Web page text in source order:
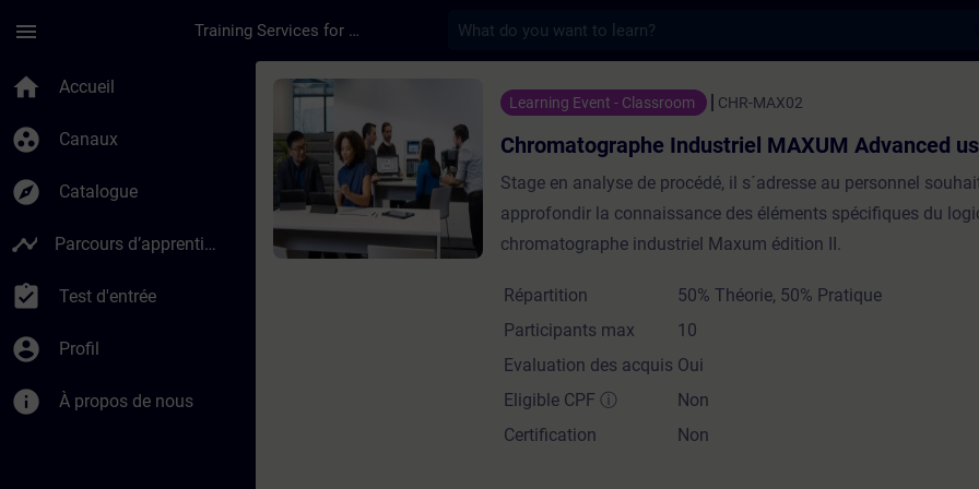
menu Training Services for Digital Industries
home Accueil
group_work Canaux
explore Catalogue
timeline Parcours d’apprentissage
assignment_turned_in Test d'entrée
account_circle Profil
info À propos de nous
Cours - Chromatographe Industriel MAXUM Advanced user
Learning Event - Classroom CHR-MAX02
Chromatographe Industriel MAXUM Advanced
Stage en analyse de procédé, il s´adresse au personnel
approfondir la connaissance des éléments spécifiques du
chromatographe industriel Maxum édition II.
Répartition
50% Théorie, 50% Pratique
Participants max
10
Evaluation des acquis Oui
Eligible CPF ⓘ
Non
Certification
Non